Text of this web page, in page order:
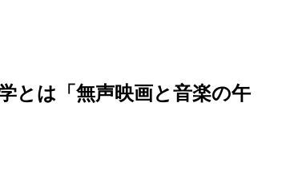
とは「無声映画と音楽の午